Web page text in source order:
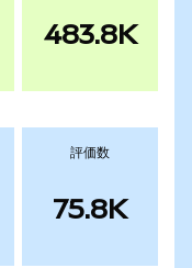
483.8K
評価数
75.8K